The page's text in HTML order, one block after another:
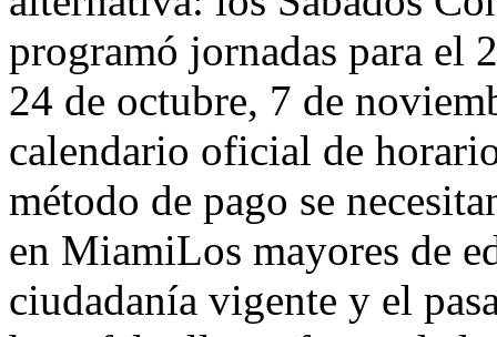
programó jornadas para el
24 de octubre, 7 de
calendario oficial de
método de pago se
en MiamiLos mayores de
ciudadanía vigente y el